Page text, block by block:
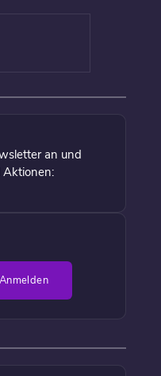
an und
Aktionen: